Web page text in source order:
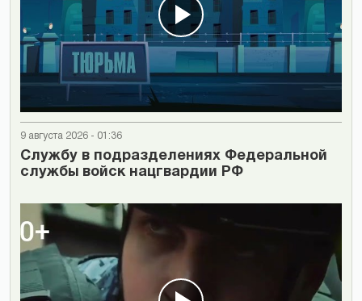
9 августа 2026 - 01:36
Cлужбу в подразделениях Федеральной
службы войск нацгвардии РФ